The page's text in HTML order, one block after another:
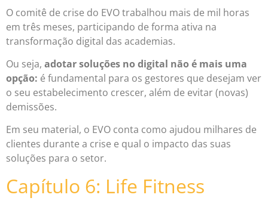
O comitê de crise do EVO trabalhou mais de mil horas
em três meses, participando de forma ativa na
transformação digital das academias.
Ou seja, adotar soluções no digital não é mais uma
opção: é fundamental para os gestores que desejam ver
o seu estabelecimento crescer, além de evitar (novas)
demissões.
Em seu material, o EVO conta como ajudou milhares de
clientes durante a crise e qual o impacto das suas
soluções para o setor.
Capítulo 6: Life Fitness